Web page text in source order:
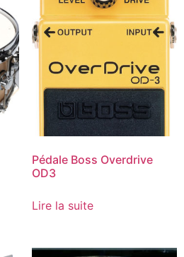
Pédale Boss Overdrive
OD3
Lire la suite